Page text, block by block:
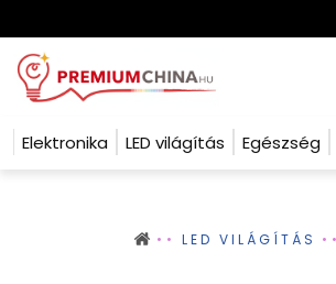
Elektronika LED világítás Egészség
LED VILÁGÍTÁS